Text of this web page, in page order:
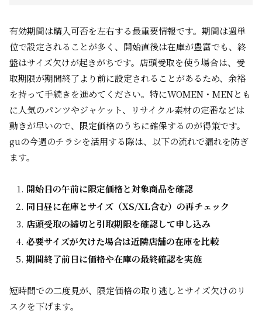
有効期間は購入可否を左右する最重要情報です。期間は週単
位で設定されることが多く、開始直後は在庫が豊富でも、終
盤はサイズ欠けが起きがちです。店頭受取を使う場合は、受
取期限が期間終了より前に設定されることがあるため、余裕
を持って手続きを進めてください。特にWOMEN・MENとも
に人気のパンツやジャケット、リサイクル素材の定番などは
動きが早いので、限定価格のうちに確保するのが得策です。
guの今週のチラシを活用する際は、以下の流れで漏れを防ぎ
ます。
開始日の午前に限定価格と対象商品を確認
同日昼に在庫とサイズ（XS/XL含む）の再チェック
店頭受取の締切と引取期限を確認して申し込み
必要サイズが欠けた場合は近隣店舗の在庫を比較
期間終了前日に価格や在庫の最終確認を実施
短時間での二度見が、限定価格の取り逃しとサイズ欠けのリ
スクを下げます。